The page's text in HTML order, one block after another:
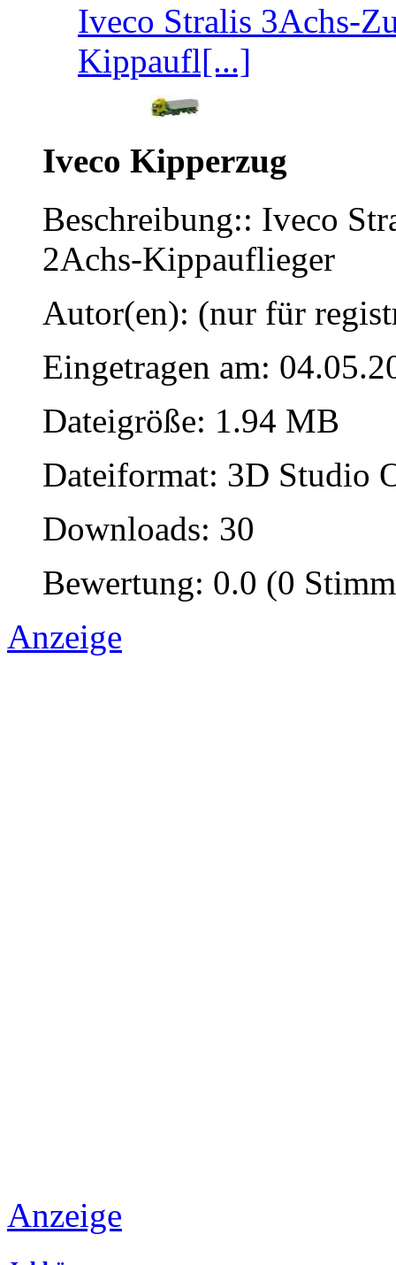
Iveco Stralis 3Achs-
Kippaufl[...]
Iveco Kipperzug
Beschreibung:: Iveco
2Achs-Kippauflieger
Autor(en): (nur für
Eingetragen am:
Dateigröße: 1.94 MB
Dateiformat: 3D Studio
Downloads: 30
Bewertung: 0.0 (0
Anzeige
Anzeige